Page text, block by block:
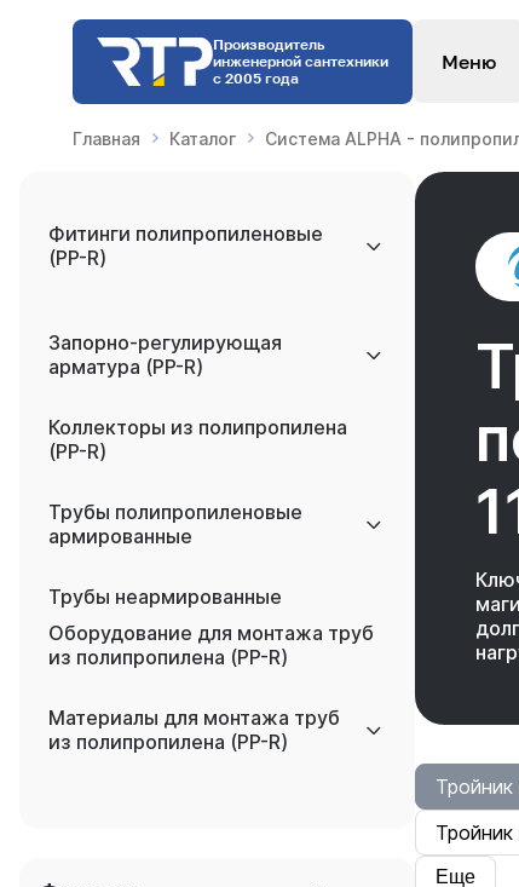
Производитель
инженерной сантехники
с 2005 года
Меню
Главная Каталог Система ALPHA -
Фитинги полипропиленовые
(PP-R)
Запорно-регулирующая
арматура (PP-R)
Коллекторы из полипропилена
(PP-R)
Трубы полипропиленовые
армированные
Трубы неармированные
Оборудование для монтажа труб
из полипропилена (PP-R)
Материалы для монтажа труб
из полипропилена (PP-R)
Еще